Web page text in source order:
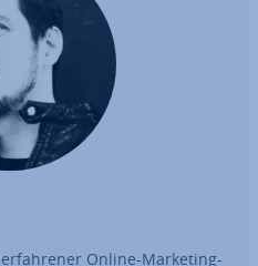
Online-Marketing-